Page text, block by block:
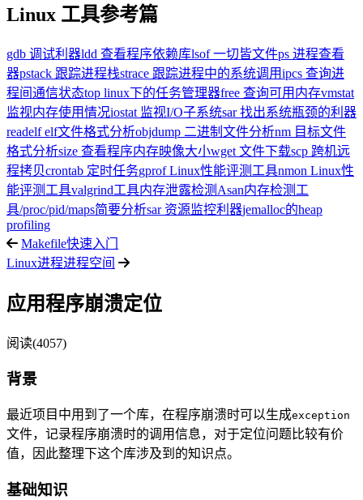
Linux 工具参考篇
gdb 调试利器ldd 查看程序依赖库lsof 一切皆文件ps 进程查看
器pstack 跟踪进程栈strace 跟踪进程中的系统调用ipcs 查询进
程间通信状态top linux下的任务管理器free 查询可用内存vmstat
监视内存使用情况iostat 监视I/O子系统sar 找出系统瓶颈的利器
readelf elf文件格式分析objdump 二进制文件分析nm 目标文件
格式分析size 查看程序内存映像大小wget 文件下载scp 跨机远
程拷贝crontab 定时任务gprof Linux性能评测工具nmon Linux性
能评测工具valgrind工具内存泄露检测 Asan内存检测工
具/proc/pid/maps简要分析sar 资源监控利器jemalloc的heap
profiling
Makefile快速入门
Linux进程进程空间
应用程序崩溃定位
阅读(4057)
背景
最近项目中用到了一个库，在程序崩溃时可以生成exception
文件，记录程序崩溃时的调用信息，对于定位问题比较有价
值，因此整理下这个库涉及到的知识点。
基础知识